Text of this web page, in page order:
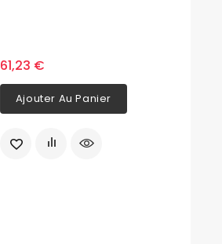
61,23 €
Ajouter Au Panier